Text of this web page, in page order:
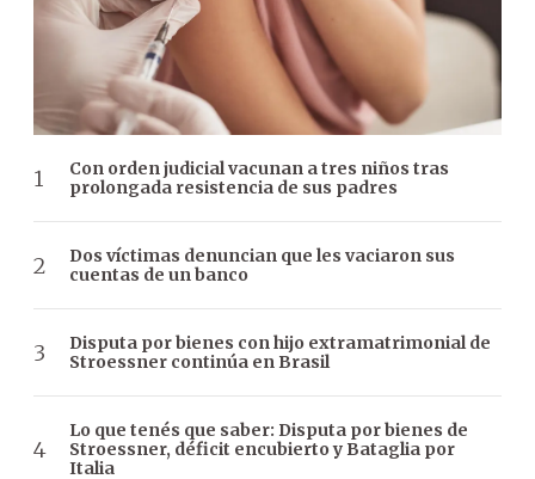
Con orden judicial vacunan a tres niños tras
prolongada resistencia de sus padres
Dos víctimas denuncian que les vaciaron sus
cuentas de un banco
Disputa por bienes con hijo extramatrimonial de
Stroessner continúa en Brasil
Lo que tenés que saber: Disputa por bienes de
Stroessner, déficit encubierto y Bataglia por
Italia